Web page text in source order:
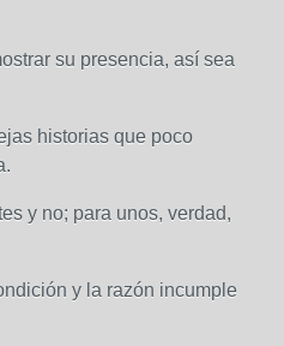
su presencia, así sea
historias que poco
y no; para unos, verdad,
y la razón incumple